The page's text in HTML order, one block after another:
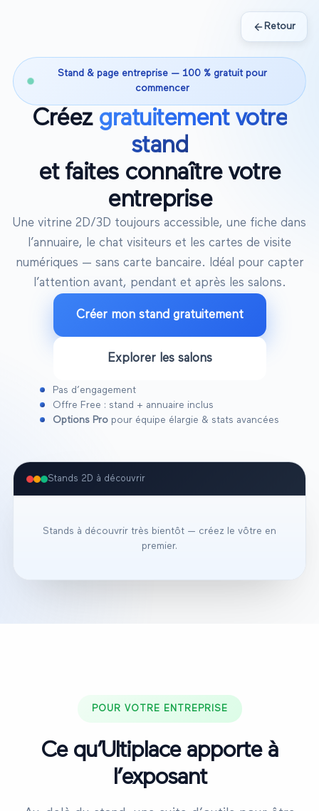
Retour
Stand & page entreprise — 100 % gratuit pour
commencer
Créez gratuitement votre
stand
et faites connaître votre
entreprise
Une vitrine 2D/3D toujours accessible, une fiche dans
l’annuaire, le chat visiteurs et les cartes de visite
numériques — sans carte bancaire. Idéal pour capter
l’attention avant, pendant et après les salons.
Créer mon stand gratuitement
Explorer les salons
Pas d’engagement
Offre Free : stand + annuaire inclus
Options Pro pour équipe élargie & stats avancées
Stands 2D à découvrir
Stands à découvrir très bientôt — créez le vôtre en
premier.
POUR VOTRE ENTREPRISE
Ce qu’Ultiplace apporte à
l’exposant